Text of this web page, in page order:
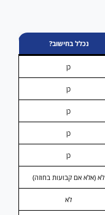
נכלל בחישוב?
כן
כן
כן
כן
כן
לא (אלא אם קבועות בחוזה)
לא